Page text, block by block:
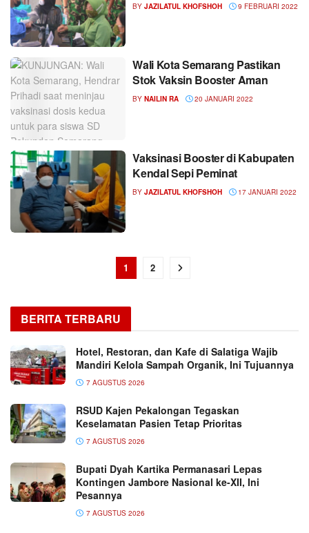
BY JAZILATUL KHOFSHOH 9 FEBRUARI 2022
Wali Kota Semarang Pastikan
Stok Vaksin Booster Aman
BY NAILIN RA 20 JANUARI 2022
Vaksinasi Booster di Kabupaten
Kendal Sepi Peminat
BY JAZILATUL KHOFSHOH 17 JANUARI 2022
1 2
BERITA TERBARU
Hotel, Restoran, dan Kafe di Salatiga Wajib
Mandiri Kelola Sampah Organik, Ini Tujuannya
7 AGUSTUS 2026
RSUD Kajen Pekalongan Tegaskan
Keselamatan Pasien Tetap Prioritas
7 AGUSTUS 2026
Bupati Dyah Kartika Permanasari Lepas
Kontingen Jambore Nasional ke-XII, Ini
Pesannya
7 AGUSTUS 2026